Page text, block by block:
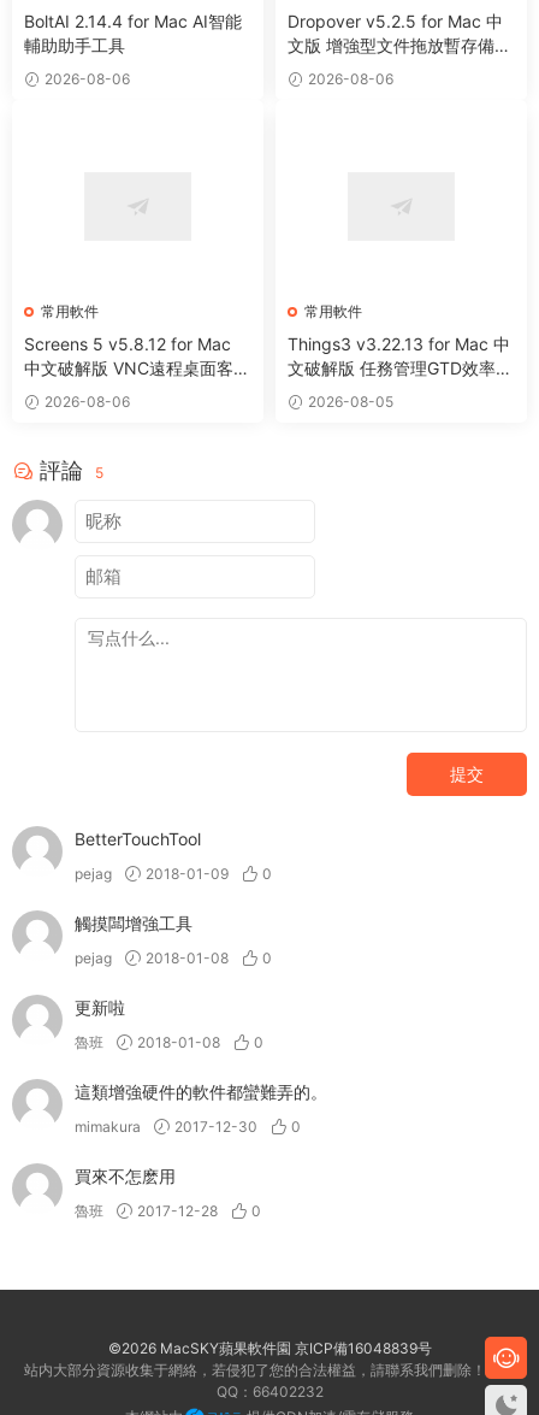
BoltAI 2.14.4 for Mac AI智能
輔助助手工具
2026-08-06
Dropover v5.2.5 for Mac 中
文版 增強型文件拖放暫存備用
整理工具
2026-08-06
常用軟件
Screens 5 v5.8.12 for Mac
中文破解版 VNC遠程桌面客戶
端應用程序
2026-08-06
常用軟件
Things3 v3.22.13 for Mac 中
文破解版 任務管理GTD效率工
具 2026-08-05
評論 5
提交
BetterTouchTool
pejag 2018-01-09 0
觸摸闆增強工具
pejag 2018-01-08 0
更新啦
魯班 2018-01-08 0
這類增強硬件的軟件都蠻難弄的。
mimakura 2017-12-30 0
買來不怎麽用
魯班 2017-12-28 0
©2026 MacSKY蘋果軟件園 京ICP備16048839号
站内大部分資源收集于網絡，若侵犯了您的合法權益，請聯系我們删除！客服
QQ：66402232